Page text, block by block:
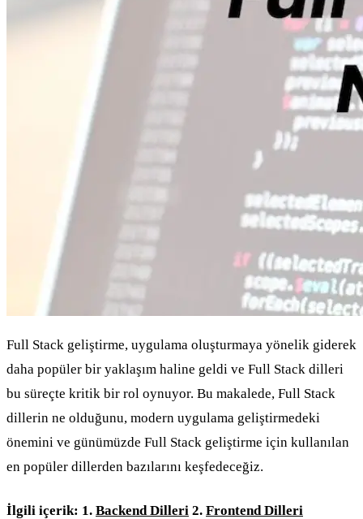
Full Stack geliştirme, uygulama oluşturmaya yönelik giderek
daha popüler bir yaklaşım haline geldi ve Full Stack dilleri
bu süreçte kritik bir rol oynuyor. Bu makalede, Full Stack
dillerin ne olduğunu, modern uygulama geliştirmedeki
önemini ve günümüzde Full Stack geliştirme için kullanılan
en popüler dillerden bazılarını keşfedeceğiz.
İlgili içerik: 1. Backend Dilleri 2. Frontend Dilleri